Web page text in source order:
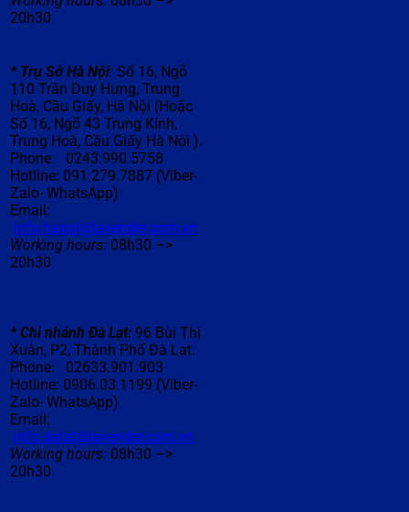
20h30
* Trụ SởHà Nội: Số 16, Ngõ
110 Trần Duy Hưng, Trung
Hoà, Cầu Giấy, Hà Nội (Hoặc
Số 16, Ngõ 43 Trung Kính,
Trung Hoà, Cầu Giấy Hà Nội ).
Phone: 0243.990.5758
Hotline: 091.279.7887 (Viber-
Zalo- WhatsApp)
Email:
info.hanoi@lavender.com.vn
Working hours: 08h30 –>
20h30
* Chi nhánh Đà Lạt: 96 Bùi Thị
Xuân, P2, Thành Phố Đà Lạt.
Phone: 02633.901.903
Hotline: 0906.03.1199 (Viber-
Zalo- WhatsApp)
Email:
info.dalat@lavender.com.vn
Working hours: 08h30 –>
20h30